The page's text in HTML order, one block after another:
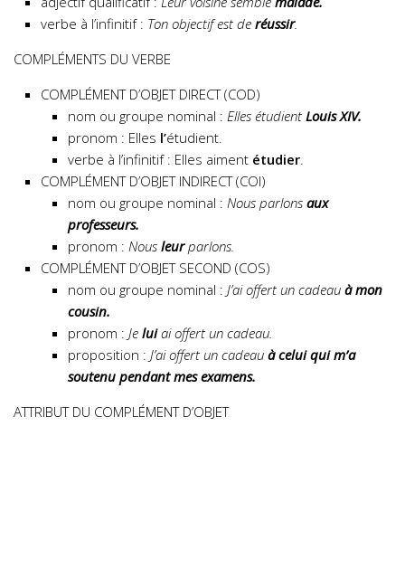
verbe à l’infinitif : Ton objectif est de réussir.
COMPLÉMENTS DU VERBE
COMPLÉMENT D’OBJET DIRECT (COD)
nom ou groupe nominal : Elles étudient Louis XIV.
pronom : Elles l’étudient.
verbe à l’infinitif : Elles aiment étudier.
COMPLÉMENT D’OBJET INDIRECT (COI)
nom ou groupe nominal : Nous parlons aux
professeurs.
pronom : Nous leurparlons.
COMPLÉMENT D’OBJET SECOND (COS)
nom ou groupe nominal : J’ai offert un cadeau à mon
cousin.
pronom : Je luiai offert un cadeau.
proposition : J’ai offert un cadeau à celui qui m’a
soutenu pendant mes examens.
ATTRIBUT DU COMPLÉMENT D’OBJET